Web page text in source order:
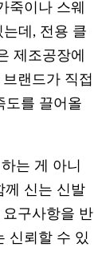
죽이나 스웨
데, 전용 클
제조공장에
랜드가 직접
도를 끌어올
는 게 아니
께 신는 신발
구사항을 반
신뢰할 수 있